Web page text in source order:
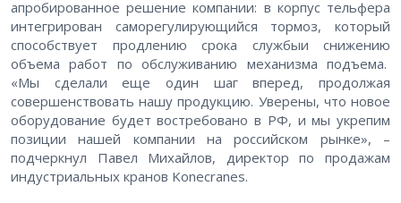
апробированное решение компании: в корпус тельфера
интегрирован саморегулирующийся тормоз, который
способствует продлению срока службыи снижению
объема работ по обслуживанию механизма подъема.
«Мы сделали еще один шаг вперед, продолжая
совершенствовать нашу продукцию. Уверены, что новое
оборудование будет востребовано в РФ, и мы укрепим
позиции нашей компании на российском рынке», –
подчеркнул Павел Михайлов, директор по продажам
индустриальных кранов Konecranes.